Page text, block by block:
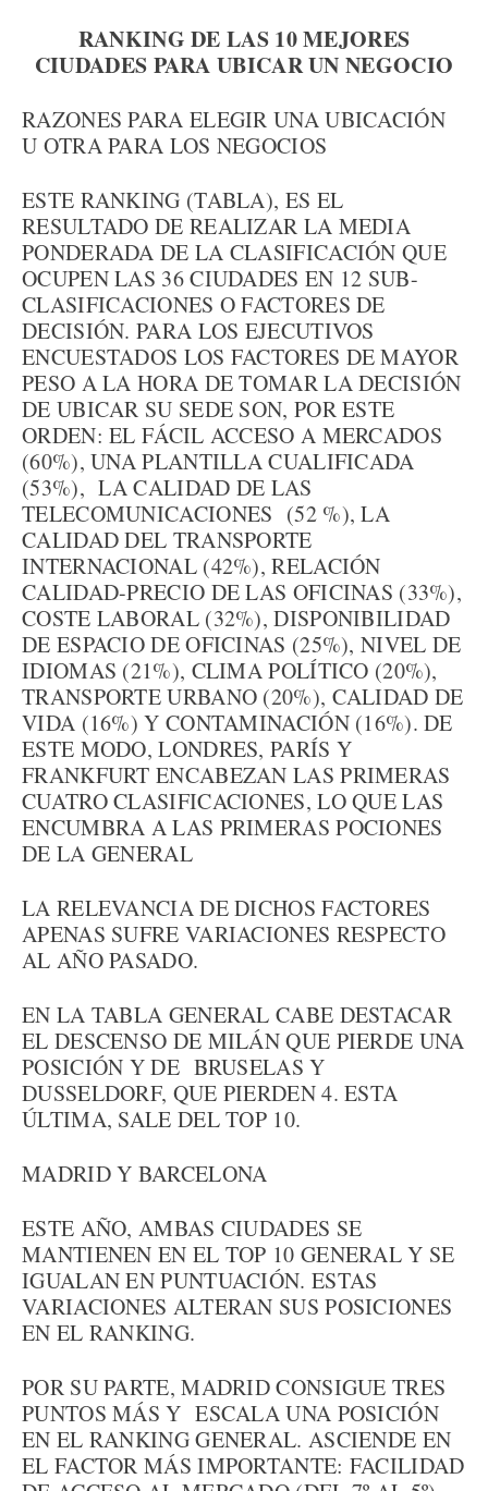
RANKING DE LAS 10 MEJORES
CIUDADES PARA UBICAR UN NEGOCIO
RAZONES PARA ELEGIR UNA UBICACIÓN
U OTRA PARA LOS NEGOCIOS
ESTE RANKING (TABLA), ES EL
RESULTADO DE REALIZAR LA MEDIA
PONDERADA DE LA CLASIFICACIÓN QUE
OCUPEN LAS 36 CIUDADES EN 12 SUB-
CLASIFICACIONES O FACTORES DE
DECISIÓN. PARA LOS EJECUTIVOS
ENCUESTADOS LOS FACTORES DE MAYOR
PESO A LA HORA DE TOMAR LA DECISIÓN
DE UBICAR SU SEDE SON, POR ESTE
ORDEN: EL FÁCIL ACCESO A MERCADOS
(60%), UNA PLANTILLA CUALIFICADA
(53%), LA CALIDAD DE LAS
TELECOMUNICACIONES (52 %), LA
CALIDAD DEL TRANSPORTE
INTERNACIONAL (42%), RELACIÓN
CALIDAD-PRECIO DE LAS OFICINAS (33%),
COSTE LABORAL (32%), DISPONIBILIDAD
DE ESPACIO DE OFICINAS (25%), NIVEL DE
IDIOMAS (21%), CLIMA POLÍTICO (20%),
TRANSPORTE URBANO (20%), CALIDAD DE
VIDA (16%) Y CONTAMINACIÓN (16%). DE
ESTE MODO, LONDRES, PARÍS Y
FRANKFURT ENCABEZAN LAS PRIMERAS
CUATRO CLASIFICACIONES, LO QUE LAS
ENCUMBRA A LAS PRIMERAS POCIONES
DE LA GENERAL
LA RELEVANCIA DE DICHOS FACTORES
APENAS SUFRE VARIACIONES RESPECTO
AL AÑO PASADO.
EN LA TABLA GENERAL CABE DESTACAR
EL DESCENSO DE MILÁN QUE PIERDE UNA
POSICIÓN Y DE BRUSELAS Y
DUSSELDORF, QUE PIERDEN 4. ESTA
ÚLTIMA, SALE DEL TOP 10.
MADRID Y BARCELONA
ESTE AÑO, AMBAS CIUDADES SE
MANTIENEN EN EL TOP 10 GENERAL Y SE
IGUALAN EN PUNTUACIÓN. ESTAS
VARIACIONES ALTERAN SUS POSICIONES
EN EL RANKING.
POR SU PARTE, MADRID CONSIGUE TRES
PUNTOS MÁS Y ESCALA UNA POSICIÓN
EN EL RANKING GENERAL. ASCIENDE EN
EL FACTOR MÁS IMPORTANTE: FACILIDAD